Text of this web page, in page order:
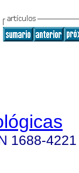
1688-4221